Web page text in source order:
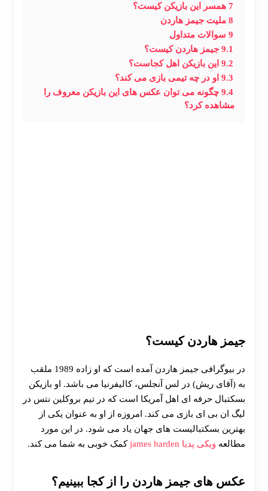
7 همسر این بازیکن کیست؟
8 ملیت جیمز هاردن
9 سوالات متداول
9.1 جیمز هاردن کیست؟
9.2 این بازیکن اهل کجاست؟
9.3 او در چه تیمی بازی می کند؟
9.4 چگونه می توان عکس های این بازیکن معروف را
مشاهده کرد؟
جیمز هاردن کیست؟
در بیوگرافی جیمز هاردن آمده است که او زاده 1989 ملقب
به (آقای ریش) در لس آنجلس، کالیفرنیا می باشد. او بازیکن
بسکتبال حرفه‌ ای اهل آمریکا است که در تیم بروکلین نتس در
لیگ ان بی ای بازی می‌ کند. امروزه از او به عنوان یکی از
بهترین بسکتبالیست های جهان یاد می شود. در این مورد
مطالعه ویکی پدیا james harden کمک خوبی به شما می کند.
عکس های جیمز هاردن را از کجا ببینیم؟